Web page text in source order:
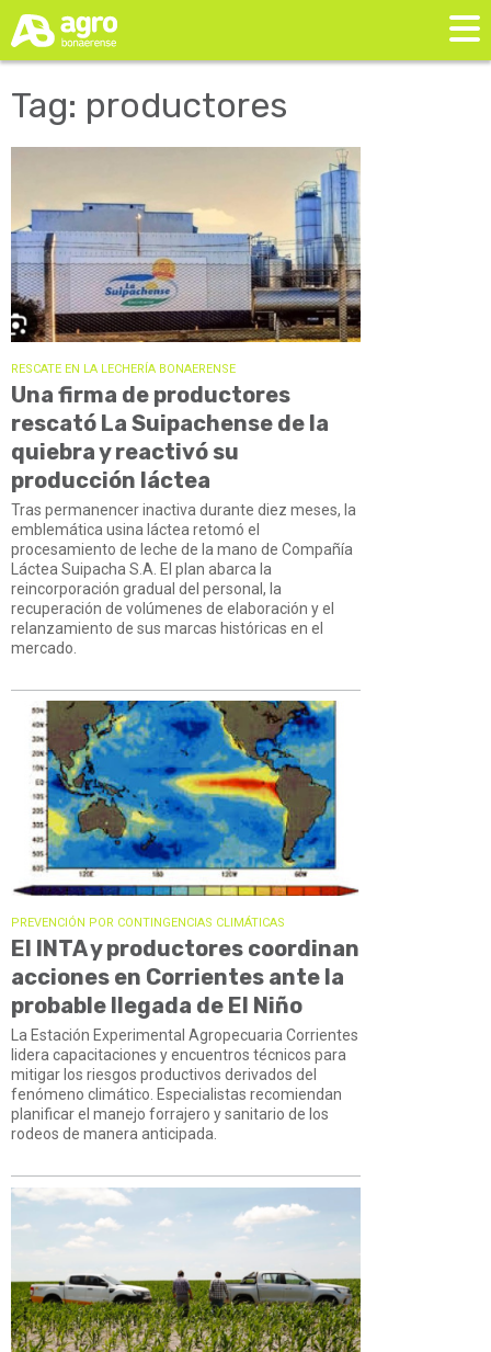
Tag: productores
RESCATE EN LA LECHERÍA BONAERENSE
Una firma de productores
rescató La Suipachense de la
quiebra y reactivó su
producción láctea
Tras permanencer inactiva durante diez meses, la
emblemática usina láctea retomó el
procesamiento de leche de la mano de Compañía
Láctea Suipacha S.A. El plan abarca la
reincorporación gradual del personal, la
recuperación de volúmenes de elaboración y el
relanzamiento de sus marcas históricas en el
mercado.
PREVENCIÓN POR CONTINGENCIAS CLIMÁTICAS
El INTA y productores coordinan
acciones en Corrientes ante la
probable llegada de El Niño
La Estación Experimental Agropecuaria Corrientes
lidera capacitaciones y encuentros técnicos para
mitigar los riesgos productivos derivados del
fenómeno climático. Especialistas recomiendan
planificar el manejo forrajero y sanitario de los
rodeos de manera anticipada.